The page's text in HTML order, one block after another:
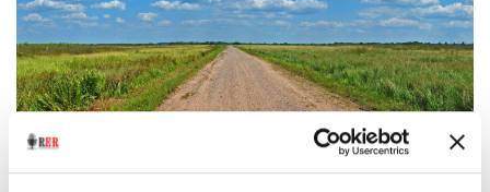
Racconti d'autore